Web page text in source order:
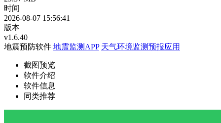
时间
2026-08-07 15:56:41
版本
v1.6.40
地震预防软件 地震监测APP 天气环境监测预报应用
截图预览
软件介绍
软件信息
同类推荐